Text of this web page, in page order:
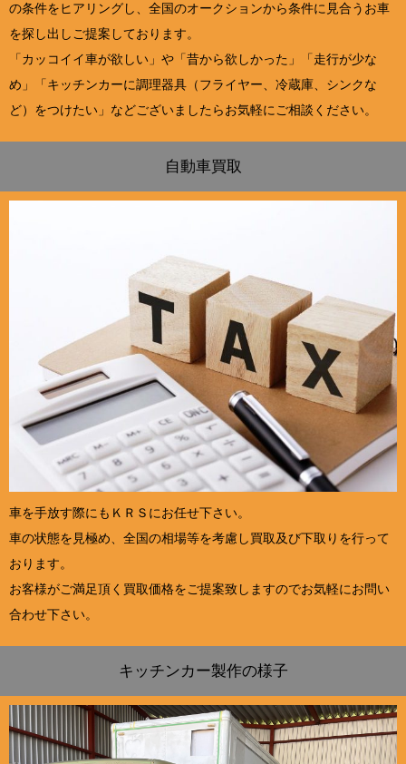
の条件をヒアリングし、全国のオークションから条件に見合うお車
を探し出しご提案しております。
「カッコイイ車が欲しい」や「昔から欲しかった」「走行が少な
め」「キッチンカーに調理器具（フライヤー、冷蔵庫、シンクな
ど）をつけたい」などございましたらお気軽にご相談ください。
自動車買取
車を手放す際にもＫＲＳにお任せ下さい。
車の状態を見極め、全国の相場等を考慮し買取及び下取りを行って
おります。
お客様がご満足頂く買取価格をご提案致しますのでお気軽にお問い
合わせ下さい。
キッチンカー製作の様子